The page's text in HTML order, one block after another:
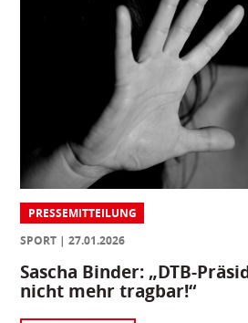
PRESSEMITTEILUNG
SPORT
27.01.2026
Sascha Binder: „DTB-
nicht mehr tragbar!“